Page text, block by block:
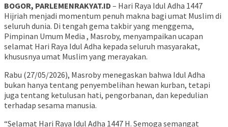
BOGOR, PARLEMENRAKYAT.ID – Hari Raya Idul Adha 1447
Hijriah menjadi momentum penuh makna bagi umat Muslim di
seluruh dunia. Di tengah gema takbir yang menggema,
Pimpinan Umum Media , Masroby, menyampaikan ucapan
selamat Hari Raya Idul Adha kepada seluruh masyarakat,
khususnya umat Muslim yang merayakan.
Rabu (27/05/2026), Masroby menegaskan bahwa Idul Adha
bukan hanya tentang penyembelihan hewan kurban, tetapi
juga tentang ketulusan hati, pengorbanan, dan kepedulian
terhadap sesama manusia.
“Selamat Hari Raya Idul Adha 1447 H. Semoga semangat